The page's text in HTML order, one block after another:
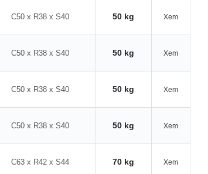
C50 x R38 x S40 50 kg Xem
C50 x R38 x S40 50 kg Xem
C50 x R38 x S40 50 kg Xem
C50 x R38 x S40 50 kg Xem
C63 x R42 x S44 70 kg Xem